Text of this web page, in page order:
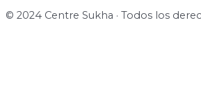
© 2024 Centre Sukha · Todos los